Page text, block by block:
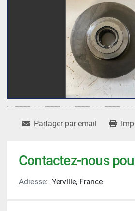
Partager par email
Contactez-nous
Adresse: Yerville, France